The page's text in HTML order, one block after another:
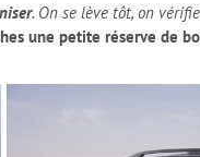
. On se lève tôt, on
une petite réserve de